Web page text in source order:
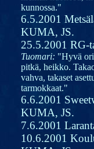
kunnossa."
6.5.2001
KUMA, JS.
25.5.2001 RG-
Tuomari: "Hyvä
pitkä, heikko.
vahva, takaset
tarmokkaat."
6.6.2001
KUMA, JS.
7.6.2001
10.6.2001